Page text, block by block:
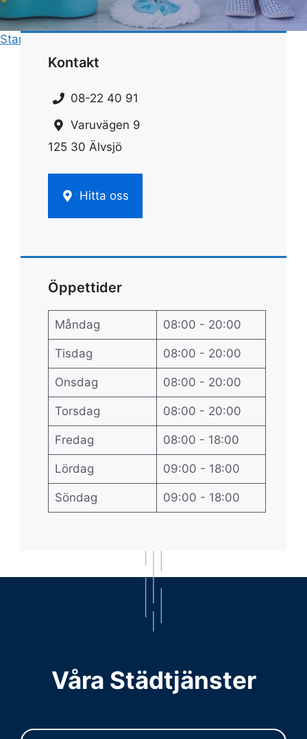
Start
Kontakt
08-22 40 91
Varuvägen 9
125 30 Älvsjö
Hitta oss
Öppettider
Måndag 08:00 - 20:00
Tisdag 08:00 - 20:00
Onsdag 08:00 - 20:00
Torsdag 08:00 - 20:00
Fredag 08:00 - 18:00
Lördag 09:00 - 18:00
Söndag 09:00 - 18:00
Våra Städtjänster